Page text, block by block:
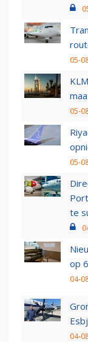
05-
05-
05-
te
op
04-
04-